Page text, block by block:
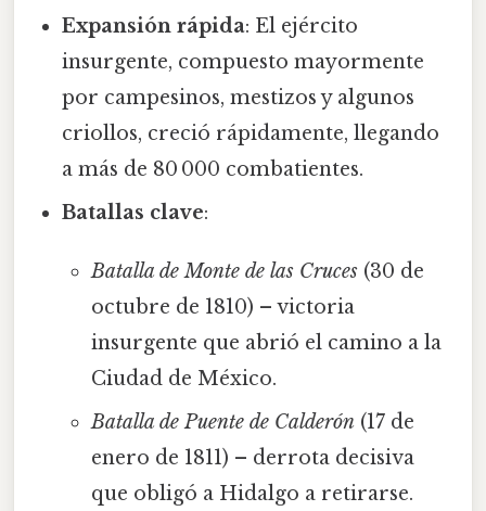
Expansión rápida: El ejército
insurgente, compuesto mayormente
por campesinos, mestizos y algunos
criollos, creció rápidamente, llegando
a más de 80 000 combatientes.
Batallas clave:
Batalla de Monte de las Cruces(30 de
octubre de 1810) – victoria
insurgente que abrió el camino a la
Ciudad de México.
Batalla de Puente de Calderón(17 de
enero de 1811) – derrota decisiva
que obligó a Hidalgo a retirarse.